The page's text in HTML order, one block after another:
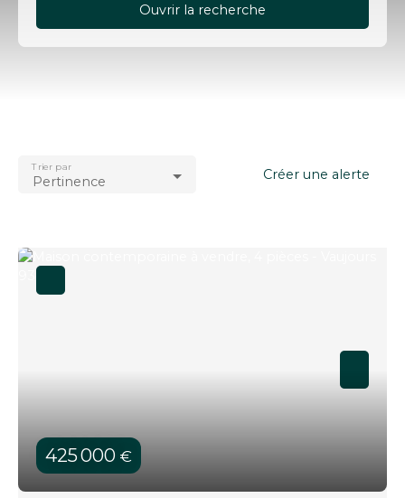
Ouvrir la recherche
Vaujours (93410)
Localisation
Surface min (m²)
Pertinence
Trier par Créer une alerte
425 000 €